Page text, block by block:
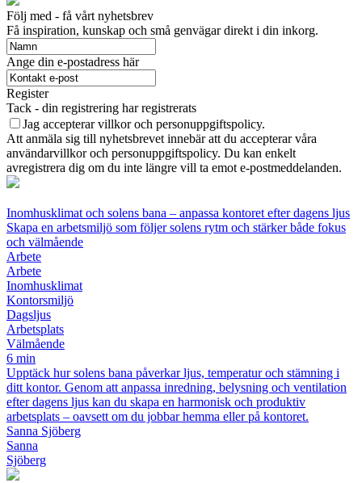
Följ med - få vårt nyhetsbrev
Få inspiration, kunskap och små genvägar direkt i din inkorg.
Ange din e-postadress här
Register
Tack - din registrering har registrerats
Jag accepterar villkor och personuppgiftspolicy.
Att anmäla sig till nyhetsbrevet innebär att du accepterar våra
användarvillkor och personuppgiftspolicy. Du kan enkelt
avregistrera dig om du inte längre vill ta emot e-postmeddelanden.
Inomhusklimat och solens bana – anpassa kontoret efter dagens ljus
Skapa en arbetsmiljö som följer solens rytm och stärker både fokus
och välmående
Arbete
Arbete
Inomhusklimat
Kontorsmiljö
Dagsljus
Arbetsplats
Välmående
6 min
Upptäck hur solens bana påverkar ljus, temperatur och stämning i
ditt kontor. Genom att anpassa inredning, belysning och ventilation
efter dagens ljus kan du skapa en harmonisk och produktiv
arbetsplats – oavsett om du jobbar hemma eller på kontoret.
Sanna Sjöberg
Sanna
Sjöberg